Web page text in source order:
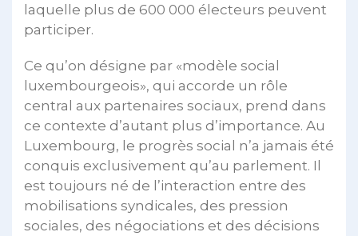
laquelle plus de 600 000 électeurs peuvent
participer.
Ce qu’on désigne par «modèle social
luxembourgeois», qui accorde un rôle
central aux partenaires sociaux, prend dans
ce contexte d’autant plus d’importance. Au
Luxembourg, le progrès social n’a jamais été
conquis exclusivement qu’au parlement. Il
est toujours né de l’interaction entre des
mobilisations syndicales, des pression
sociales, des négociations et des décisions